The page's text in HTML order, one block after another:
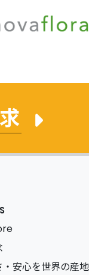
安心を世界の産